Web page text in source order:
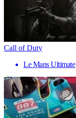
Call of Duty
Le Mans Ultimate